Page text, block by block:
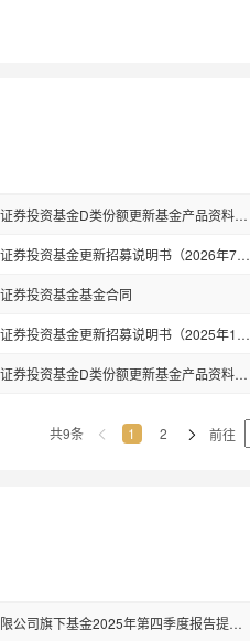
汇添富双享回报债券型证券投资基金D类份额更新基金产品资料概要(2026年07月27日更新)
汇添富双享回报债券型证券投资基金更新招募说明书（2026年7月27日更新）
券投资基金基金合同
汇添富双享回报债券型证券投资基金更新招募说明书（2025年12月19日更新）
汇添富双享回报债券型证券投资基金D类份额更新基金产品资料概要(2025年12月19日更新)
共9条 1 2 前往
汇添富基金管理股份有限公司旗下基金2025年第四季度报告提示性公告